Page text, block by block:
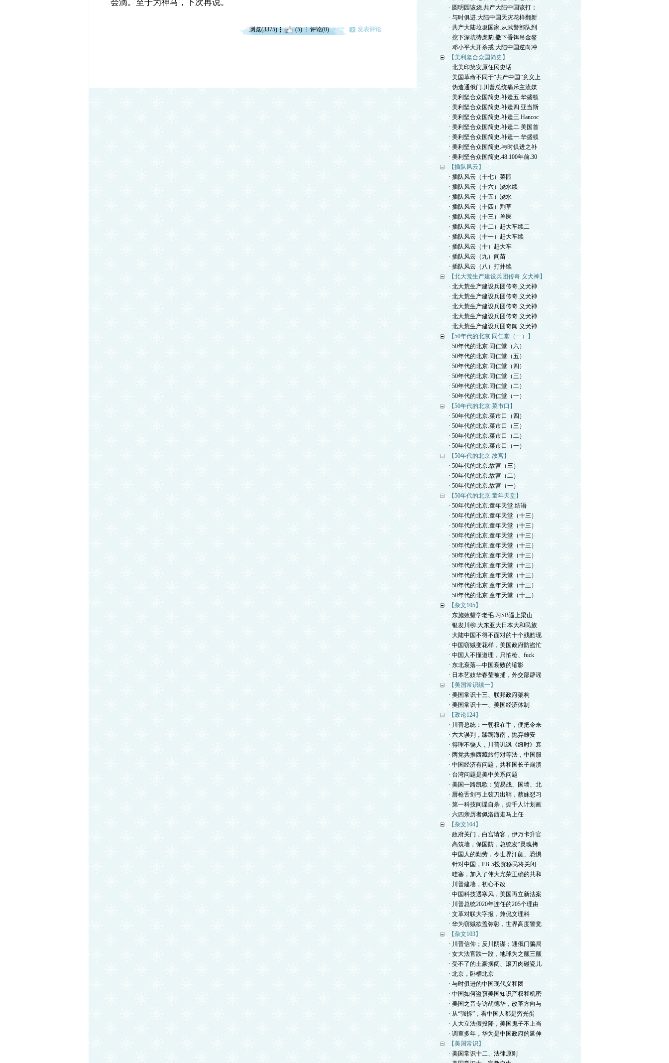
会滴。至于为神马，下次再说。
浏览(3375) (5) 评论(0) 发表评论
· 圆明园该烧.共产大陆中国该打；
· 与时俱进.大陆中国天灾花样翻新
· 共产大陆垃圾国家.从武警部队到
· 挖下深坑待虎豹.撒下香饵吊金鳌
· 邓小平大开杀戒.大陆中国逆向冲
【美利坚合众国简史】
· 北美印第安原住民史话
· 美国革命不同于“共产中国”意义上
· 伪造通俄门.川普总统痛斥主流媒
· 美利坚合众国简史.补遗五.华盛顿
· 美利坚合众国简史.补遗四.亚当斯
· 美利坚合众国简史.补遗三.Hancoc
· 美利坚合众国简史.补遗二.美国首
· 美利坚合众国简史.补遗一.华盛顿
· 美利坚合众国简史.与时俱进之补
· 美利坚合众国简史.48.100年前.30
【插队风云】
· 插队风云（十七）菜园
· 插队风云（十六）浇水续
· 插队风云（十五）浇水
· 插队风云（十四）割草
· 插队风云（十三）兽医
· 插队风云（十二）赶大车续二
· 插队风云（十一）赶大车续
· 插队风云（十）赶大车
· 插队风云（九）间苗
· 插队风云（八）打井续
【北大荒生产建设兵团传奇.义犬神】
· 北大荒生产建设兵团传奇.义犬神
· 北大荒生产建设兵团传奇.义犬神
· 北大荒生产建设兵团传奇.义犬神
· 北大荒生产建设兵团传奇.义犬神
· 北大荒生产建设兵团奇闻.义犬神
【50年代的北京.同仁堂（一）】
· 50年代的北京.同仁堂（六）
· 50年代的北京.同仁堂（五）
· 50年代的北京.同仁堂（四）
· 50年代的北京.同仁堂（三）
· 50年代的北京.同仁堂（二）
· 50年代的北京.同仁堂（一）
【50年代的北京.菜市口】
· 50年代的北京.菜市口（四）
· 50年代的北京.菜市口（三）
· 50年代的北京.菜市口（二）
· 50年代的北京.菜市口（一）
【50年代的北京.故宫】
· 50年代的北京.故宫（三）
· 50年代的北京.故宫（二）
· 50年代的北京.故宫（一）
【50年代的北京.童年天堂】
· 50年代的北京.童年天堂.结语
· 50年代的北京.童年天堂（十三）
· 50年代的北京.童年天堂（十三）
· 50年代的北京.童年天堂（十三）
· 50年代的北京.童年天堂（十三）
· 50年代的北京.童年天堂（十三）
· 50年代的北京.童年天堂（十三）
· 50年代的北京.童年天堂（十三）
· 50年代的北京.童年天堂（十三）
· 50年代的北京.童年天堂（十三）
【杂文105】
· 东施效颦学老毛.习SB逼上梁山
· 银发川柳.大东亚大日本大和民族
· 大陆中国不得不面对的十个残酷现
· 中国窃贼变花样，美国政府防盗忙
· 中国人不懂道理，只怕枪、fuck
· 东北衰落—中国衰败的缩影
· 日本艺妓华春莹被捕，外交部辟谣
【美国常识续一】
· 美国常识十三、联邦政府架构
· 美国常识十一、美国经济体制
【政论124】
· 川普总统：一朝权在手，便把令来
· 六大误判，蹂躏海南，抛弃雄安
· 得理不饶人，川普讥讽《纽时》衰
· 两党共推西藏旅行对等法，中国服
· 中国经济有问题，共和国长子崩溃
· 台湾问题是美中关系问题
· 美国一路凯歌：贸易战、国墙、北
· 唇枪舌剑弓上弦刀出鞘，蔡妹怼习
· 第一科技间谍自杀，撕千人计划画
· 六四亲历者佩洛西走马上任
【杂文104】
· 政府关门，白宫请客，伊万卡升官
· 高筑墙，保国防，总统发“灵魂拷
· 中国人的勤劳，令世界汗颜、恐惧
· 针对中国，EB-5投资移民将关闭
· 哇塞，加入了伟大光荣正确的共和
· 川普建墙，初心不改
· 中国科技遇寒风，美国再立新法案
· 川普总统2020年连任的205个理由
· 文革对联大字报，兼侃文理科
· 华为窃贼欲盖弥彰，世界高度警觉
【杂文103】
· 川普信仰；反川阴谋；通俄门骗局
· 女大法官跌一跤，地球为之颤三颤
· 受不了的土豪摆阔、滚刀肉碰瓷儿
· 北京，卧槽北京
· 与时俱进的中国现代义和团
· 中国如何盗窃美国知识产权和机密
· 美国之音专访胡德华，改革方向与
· 从“强拆”，看中国人都是穷光蛋
· 人大立法假投降，美国鬼子不上当
· 调查多年，华为是中国政府的延伸
【美国常识】
· 美国常识十二、法律原则